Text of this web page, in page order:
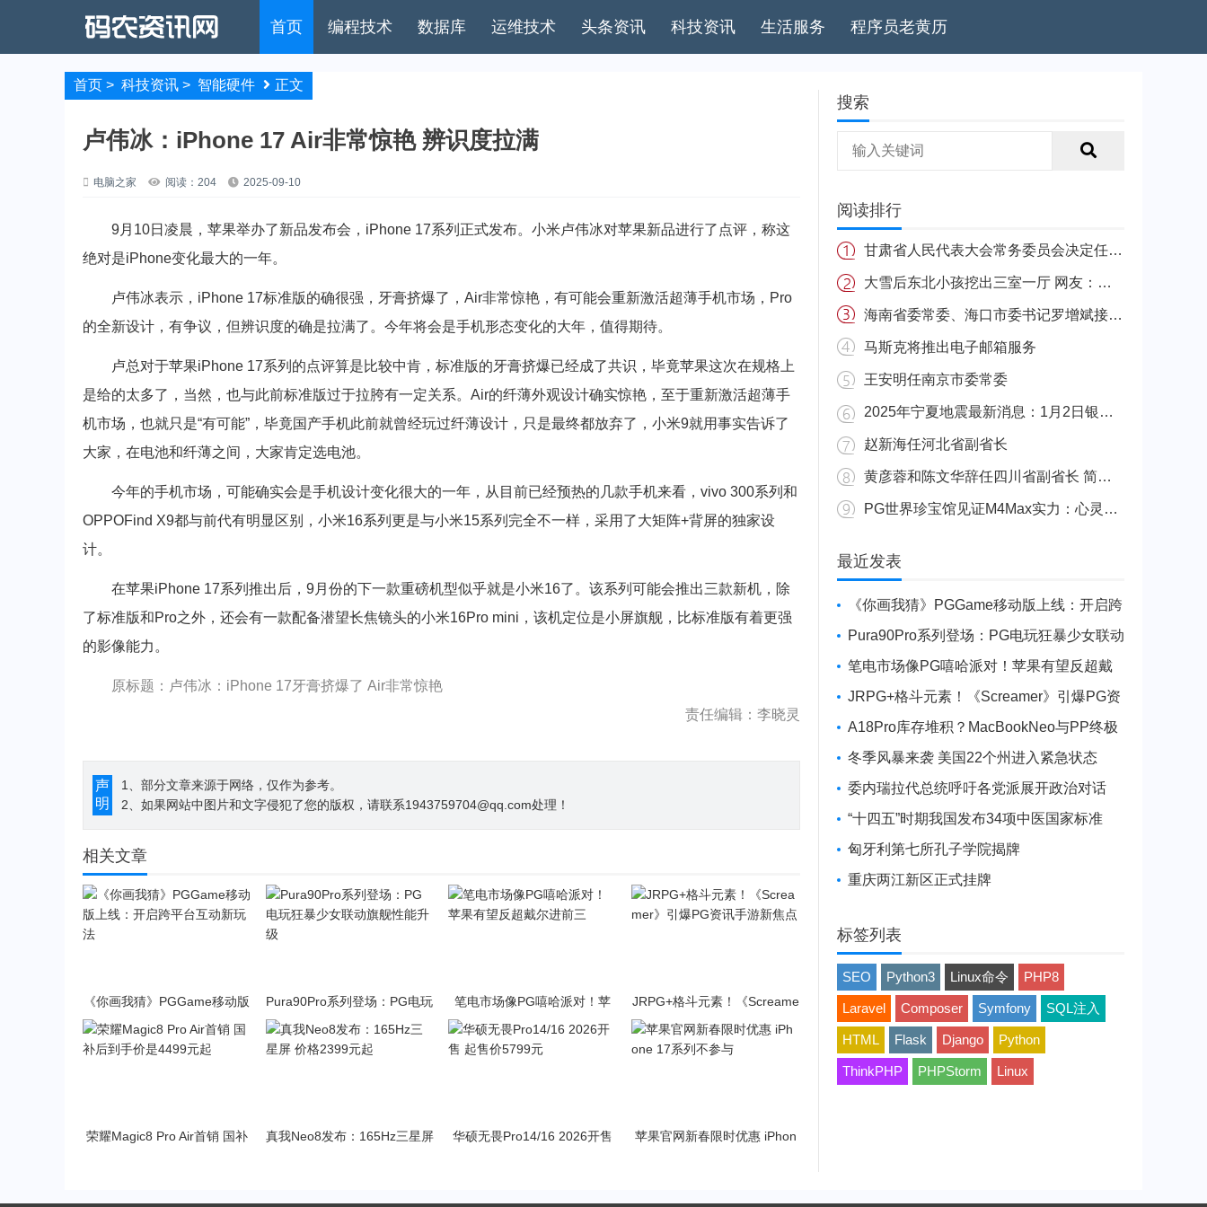
首页 编程技术 数据库 运维技术 头条资讯 科技资讯 生活服务 程序员老黄历
首页 > 科技资讯 > 智能硬件 正文
卢伟冰：iPhone 17 Air非常惊艳 辨识度拉满
电脑之家 阅读：204 2025-09-10
9月10日凌晨，苹果举办了新品发布会，iPhone 17系列正式发布。小米卢伟冰对苹果新品进行了点评，称这
绝对是iPhone变化最大的一年。
卢伟冰表示，iPhone 17标准版的确很强，牙膏挤爆了，Air非常惊艳，有可能会重新激活超薄手机市场，Pro
的全新设计，有争议，但辨识度的确是拉满了。今年将会是手机形态变化的大年，值得期待。
卢总对于苹果iPhone 17系列的点评算是比较中肯，标准版的牙膏挤爆已经成了共识，毕竟苹果这次在规格上
是给的太多了，当然，也与此前标准版过于拉胯有一定关系。Air的纤薄外观设计确实惊艳，至于重新激活超薄手
机市场，也就只是“有可能”，毕竟国产手机此前就曾经玩过纤薄设计，只是最终都放弃了，小米9就用事实告诉了
大家，在电池和纤薄之间，大家肯定选电池。
今年的手机市场，可能确实会是手机设计变化很大的一年，从目前已经预热的几款手机来看，vivo 300系列和
OPPOFind X9都与前代有明显区别，小米16系列更是与小米15系列完全不一样，采用了大矩阵+背屏的独家设
计。
在苹果iPhone 17系列推出后，9月份的下一款重磅机型似乎就是小米16了。该系列可能会推出三款新机，除
了标准版和Pro之外，还会有一款配备潜望长焦镜头的小米16Pro mini，该机定位是小屏旗舰，比标准版有着更强
的影像能力。
原标题：卢伟冰：iPhone 17牙膏挤爆了 Air非常惊艳
责任编辑：李晓灵
声
明
1、部分文章来源于网络，仅作为参考。
2、如果网站中图片和文字侵犯了您的版权，请联系1943759704@qq.com处理！
相关文章
《你画我猜》PGGame移动版
上线：开启跨平台互动新玩法
Pura90Pro系列登场：PG电玩
狂暴少女联动旗舰性能升级
笔电市场像PG嘻哈派对！苹
JRPG+格斗元素！《Screame
r》引爆PG资讯手游新焦点
荣耀Magic8 Pro Air首销 国补
真我Neo8发布：165Hz三星屏
华硕无畏Pro14/16 2026开售
苹果官网新春限时优惠 iPhon
搜索
阅读排行
甘肃省人民代表大会常务委员会决定任免名单
大雪后东北小孩挖出三室一厅 网友：南方的娃很羡慕
海南省委常委、海口市委书记罗增斌接受中央纪委国家监委纪律审查和监察调查
马斯克将推出电子邮箱服务
王安明任南京市委常委
2025年宁夏地震最新消息：1月2日银川发生4.8级地震
赵新海任河北省副省长
黄彦蓉和陈文华辞任四川省副省长 简历资料照片
PG世界珍宝馆见证M4Max实力：心灵杀手2竟轻松跑出80FPS！
最近发表
《你画我猜》PGGame移动版上线：开启跨
平台互动新玩法
Pura90Pro系列登场：PG电玩狂暴少女联动
旗舰性能升级
笔电市场像PG嘻哈派对！苹果有望反超戴
尔进前三
JRPG+格斗元素！《Screamer》引爆PG资
讯手游新焦点
A18Pro库存堆积？MacBookNeo与PP终极
火焰狂潮意外同框
冬季风暴来袭 美国22个州进入紧急状态
委内瑞拉代总统呼吁各党派展开政治对话
“十四五”时期我国发布34项中医国家标准
匈牙利第七所孔子学院揭牌
重庆两江新区正式挂牌
标签列表
SEO Python3 Linux命令 PHP8
Laravel Composer Symfony SQL注入
HTML Flask Django Python
ThinkPHP PHPStorm Linux